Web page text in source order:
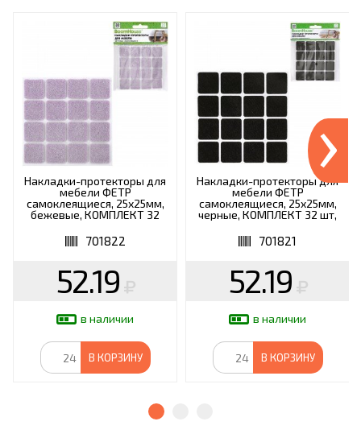
Накладки-протекторы для
мебели ФЕТР
самоклеящиеся, 25х25мм,
бежевые, КОМПЛЕКТ 32
701822
52.19
в наличии
В КОРЗИНУ
Накладки-протекторы для
мебели ФЕТР
самоклеящиеся, 25х25мм,
черные, КОМПЛЕКТ 32 шт,
701821
52.19
в наличии
В КОРЗИНУ
›